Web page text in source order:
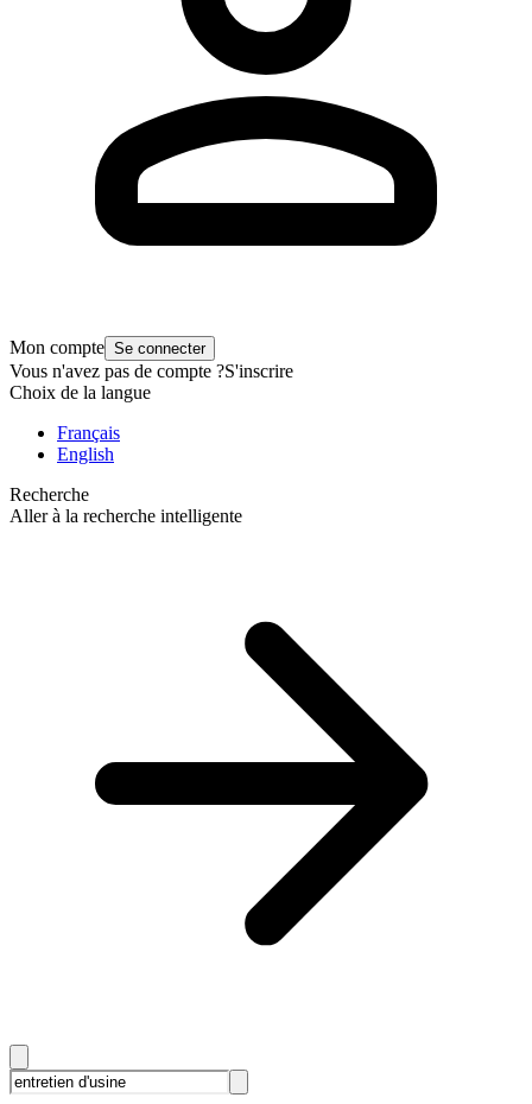
Mon compte Se connecter
Vous n'avez pas de compte ?S'inscrire
Choix de la langue
Français
English
Recherche
Aller à la recherche intelligente